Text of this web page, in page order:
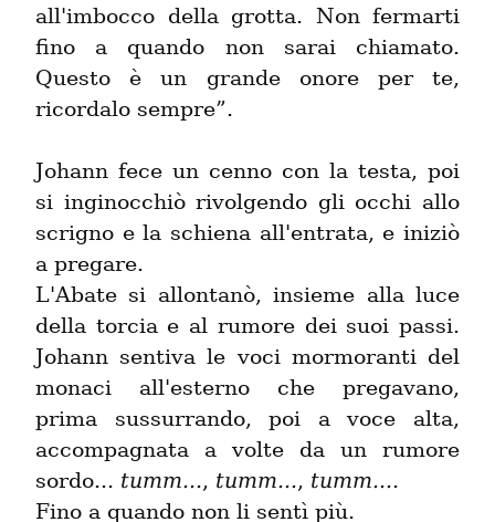
all'imbocco della grotta. Non fermarti
fino a quando non sarai chiamato.
Questo è un grande onore per te,
ricordalo sempre”.
Johann fece un cenno con la testa, poi
si inginocchiò rivolgendo gli occhi allo
scrigno e la schiena all'entrata, e iniziò
a pregare.
L'Abate si allontanò, insieme alla luce
della torcia e al rumore dei suoi passi.
Johann sentiva le voci mormoranti del
monaci all'esterno che pregavano,
prima sussurrando, poi a voce alta,
accompagnata a volte da un rumore
sordo... tumm..., tumm..., tumm....
Fino a quando non li sentì più.